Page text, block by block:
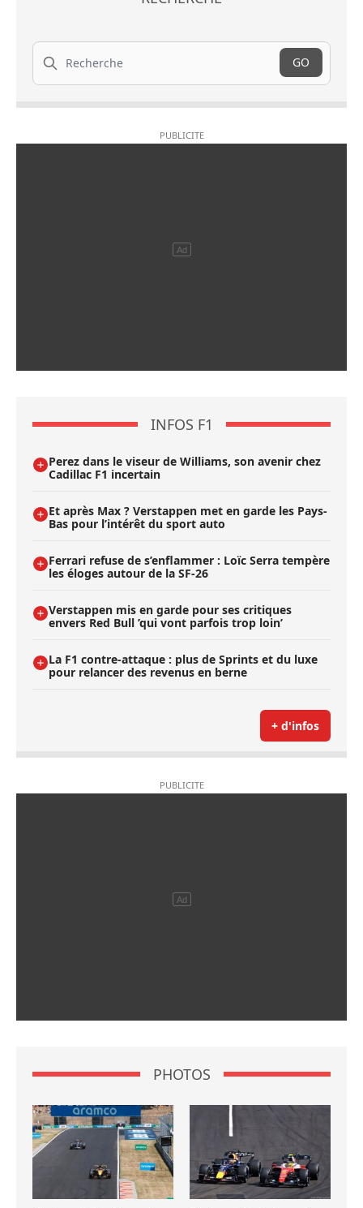
Recherche
GO
INFOS F1
Perez dans le viseur de Williams, son avenir chez
Cadillac F1 incertain
Et après Max ? Verstappen met en garde les Pays-
Bas pour l’intérêt du sport auto
Ferrari refuse de s’enflammer : Loïc Serra tempère
les éloges autour de la SF-26
Verstappen mis en garde pour ses critiques
envers Red Bull ’qui vont parfois trop loin’
La F1 contre-attaque : plus de Sprints et du luxe
pour relancer des revenus en berne
+ d'infos
PHOTOS